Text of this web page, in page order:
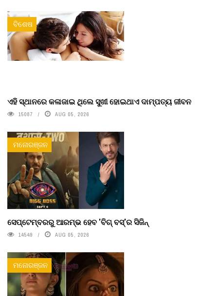
ବିଶେଷ
ଏହି ସ୍ଥାନରେ କଳାଜାଇ ଥିଲେ ସୁଖୀ ହୋଇଥାଏ ଦାମ୍ପତ୍ୟ ଜୀବନ
15087 AUG 05, 2026
ମନୋରଞ୍ଜନ
ସେପ୍ଟେମ୍ବରରୁ ଆରମ୍ଭ ହେବ 'ବିଗ୍ ବସ୍'ର ସିଜିନ୍
14549 AUG 05, 2026
ମନୋରଞ୍ଜନ